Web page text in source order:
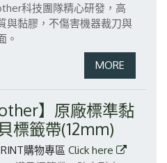
科技團隊精心研發，高
與黏膠，不傷害機器裁刀與
。
】原廠標準黏
標籤帶(12mm)
購物專區 Click here